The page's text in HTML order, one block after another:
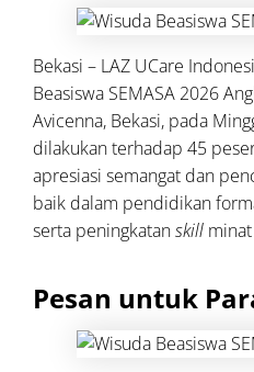
Bekasi – LAZ UCare
Beasiswa SEMASA 2026
Avicenna, Bekasi, pada
dilakukan terhadap 45
apresiasi semangat dan
baik dalam pendidikan
serta peningkatanskillminat
Pesan untuk